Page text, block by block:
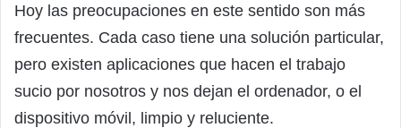
Hoy las preocupaciones en este sentido son más
frecuentes. Cada caso tiene una solución particular,
pero existen aplicaciones que hacen el trabajo
sucio por nosotros y nos dejan el ordenador, o el
dispositivo móvil, limpio y reluciente.